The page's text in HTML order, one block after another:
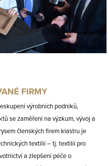
FIRMY
výrobních podniků,
se zaměření na výzkum, vývoj a
členských firem klastru je
textilií – tj. textilií pro
a zlepšení péče o